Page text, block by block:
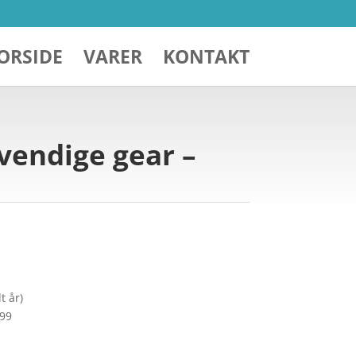
VARER KONTAKT
gear –
år)